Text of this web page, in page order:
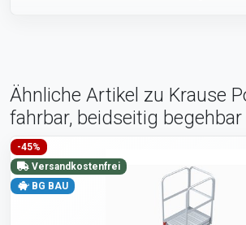
Ähnliche Artikel zu Krause
fahrbar, beidseitig
-45%
Versandkostenfrei
BG BAU